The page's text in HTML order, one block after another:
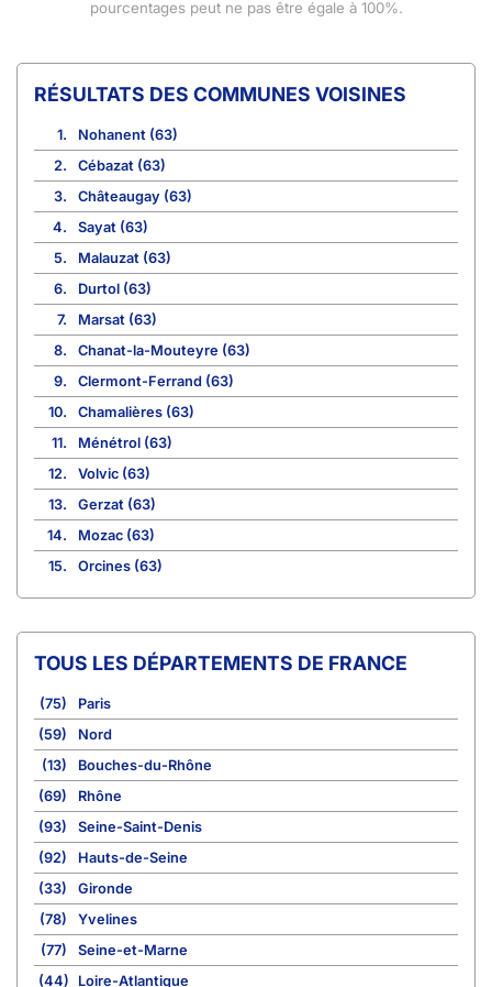
pourcentages peut ne pas être égale à 100%.
COMMUNES VOISINES
1.
Nohanent (63)
2.
Cébazat (63)
3.
Châteaugay (63)
4.
Sayat (63)
5.
Malauzat (63)
6.
Durtol (63)
7.
Marsat (63)
8.
Chanat-la-Mouteyre (63)
9.
Clermont-Ferrand (63)
10.
Chamalières (63)
11.
Ménétrol (63)
12.
Volvic (63)
13.
Gerzat (63)
14.
Mozac (63)
15.
Orcines (63)
TOUS LES DÉPARTEMENTS DE FRANCE
(75)
Paris
(59)
Nord
(13)
Bouches-du-Rhône
(69)
Rhône
(93)
Seine-Saint-Denis
(92)
Hauts-de-Seine
(33)
Gironde
(78)
Yvelines
(77)
Seine-et-Marne
(44)
Loire-Atlantique